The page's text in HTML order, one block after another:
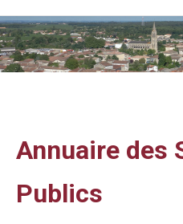
Annuaire des
Publics